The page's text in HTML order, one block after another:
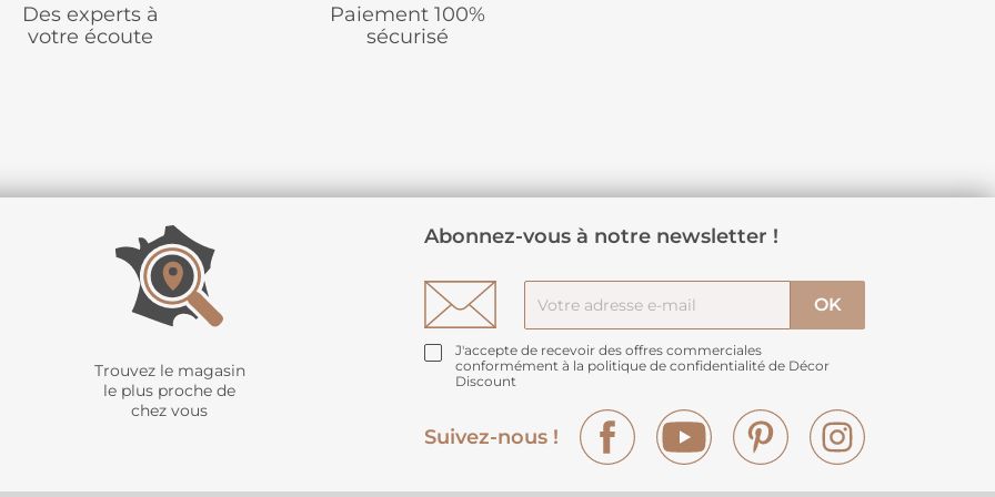
Des experts à
votre écoute
Paiement 100%
sécurisé
Trouvez le magasin
le plus proche de
chez vous
Abonnez-vous à notre newsletter !
J'accepte de recevoir des offres commerciales
conformément à la politique de confidentialité de Décor
Discount
Suivez-nous !
Facebook YouTube Pinterest